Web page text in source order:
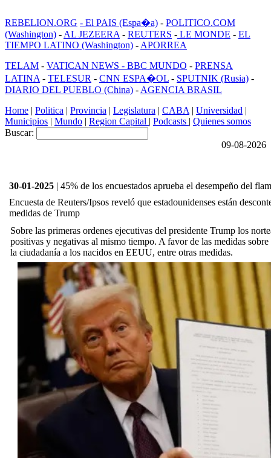
REBELION.ORG - El PAIS (Espa�a) - POLITICO.COM
(Washington) - AL JEZEERA - REUTERS - LE MONDE - EL
TIEMPO LATINO (Washington) - APORREA
TELAM - VATICAN NEWS - BBC MUNDO - PRENSA
LATINA - TELESUR - CNN ESPA�OL - SPUTNIK (Rusia) -
DIARIO DEL PUEBLO (China) - AGENCIA BRASIL
Home | Politica | Provincia | Legislatura | CABA | Universidad |
Municipios | Mundo | Region Capital | Podcasts | Quienes somos
Buscar:
09-08-2026
30-01-2025 | 45% de los encuestados aprueba el desempeño del
Encuesta de Reuters/Ipsos reveló que estadounidenses están
medidas de Trump
Sobre las primeras ordenes ejecutivas del presidente Trump los
positivas y negativas al mismo tiempo. A favor de las medidas
la ciudadanía a los nacidos en EEUU, entre otras medidas.